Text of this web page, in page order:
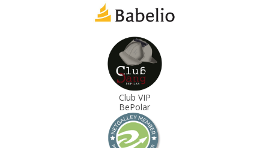
Club VIP
BePolar